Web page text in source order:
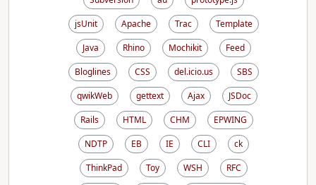
jsUnit
Apache Trac
Template
Java
Rhino Mochikit
Feed
Bloglines
CSS del.icio.us
SBS
qwikWeb
gettext Ajax
JSDoc
Rails
HTML CHM
EPWING
NDTP
EB IE CLI
ck
ThinkPad
Toy WSH
RFC